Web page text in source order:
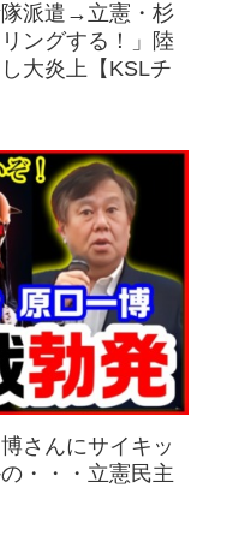
隊派遣→立憲・杉
ングする！」陸
大炎上【KSLチ
さんにサイキッ
・・・立憲民主